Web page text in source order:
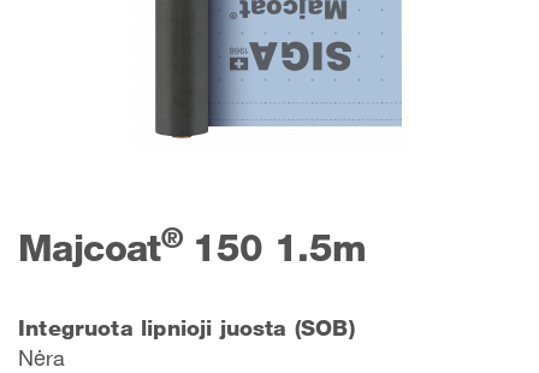
Majcoat®150 1.5m
Integruota lipnioji juosta (SOB)
Nėra